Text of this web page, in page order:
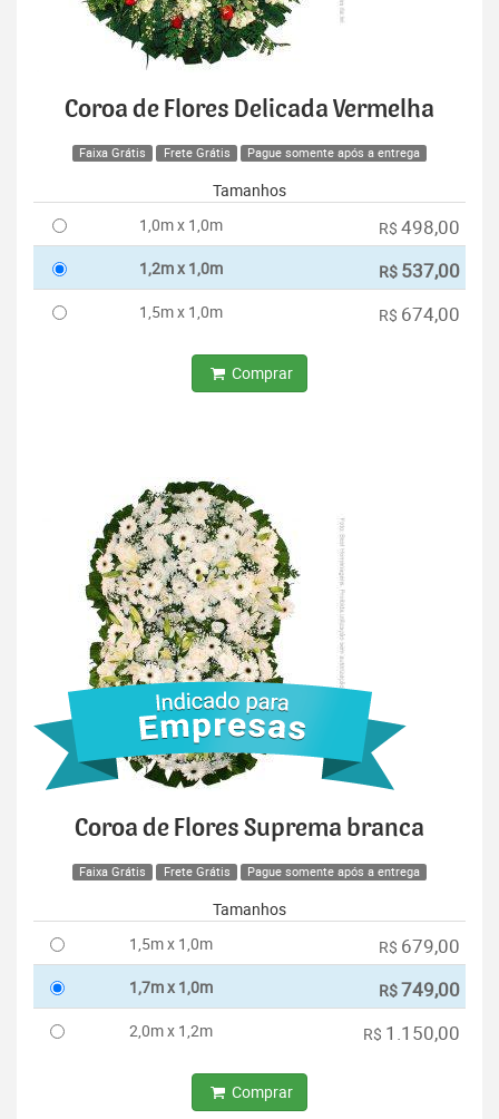
Coroa de Flores Delicada Vermelha
Faixa Grátis Frete Grátis Pague somente após a entrega
Tamanhos
1,0m x 1,0m
R$ 498,00
1,2m x 1,0m R$ 537,00
1,5m x 1,0m R$ 674,00
Comprar
Coroa de Flores Suprema branca
Faixa Grátis Frete Grátis Pague somente após a entrega
Tamanhos
1,5m x 1,0m
R$ 679,00
1,7m x 1,0m R$749,00
2,0m x 1,2m R$ 1.150,00
Comprar